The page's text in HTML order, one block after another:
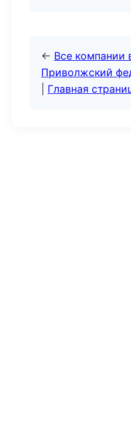
← Все компании
Приволжский
Главная